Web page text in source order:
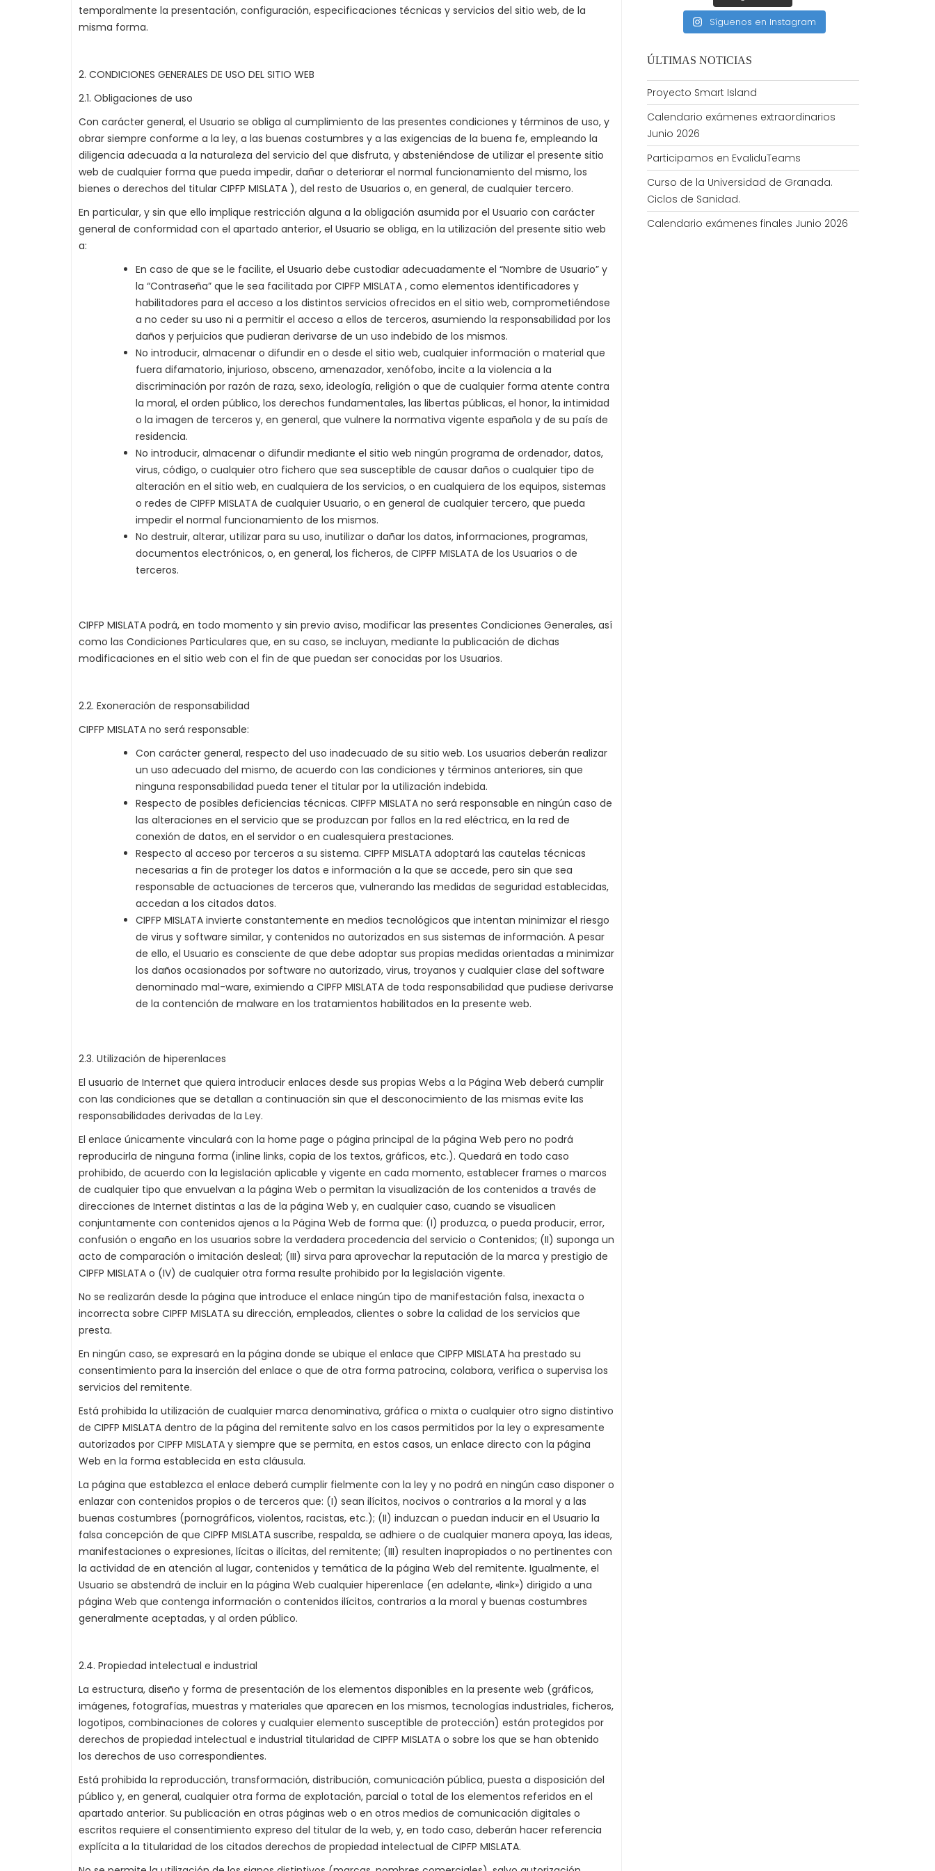
temporalmente la presentación, configuración, especificaciones técnicas y servicios del sitio web, de la
misma forma.
2. CONDICIONES GENERALES DE USO DEL SITIO WEB
2.1. Obligaciones de uso
Con carácter general, el Usuario se obliga al cumplimiento de las presentes condiciones y términos de uso, y
obrar siempre conforme a la ley, a las buenas costumbres y a las exigencias de la buena fe, empleando la
diligencia adecuada a la naturaleza del servicio del que disfruta, y absteniéndose de utilizar el presente sitio
web de cualquier forma que pueda impedir, dañar o deteriorar el normal funcionamiento del mismo, los
bienes o derechos del titular CIPFP MISLATA ), del resto de Usuarios o, en general, de cualquier tercero.
En particular, y sin que ello implique restricción alguna a la obligación asumida por el Usuario con carácter
general de conformidad con el apartado anterior, el Usuario se obliga, en la utilización del presente sitio web
a:
En caso de que se le facilite, el Usuario debe custodiar adecuadamente el “Nombre de Usuario” y
la “Contraseña” que le sea facilitada por CIPFP MISLATA , como elementos identificadores y
habilitadores para el acceso a los distintos servicios ofrecidos en el sitio web, comprometiéndose
a no ceder su uso ni a permitir el acceso a ellos de terceros, asumiendo la responsabilidad por los
daños y perjuicios que pudieran derivarse de un uso indebido de los mismos.
No introducir, almacenar o difundir en o desde el sitio web, cualquier información o material que
fuera difamatorio, injurioso, obsceno, amenazador, xenófobo, incite a la violencia a la
discriminación por razón de raza, sexo, ideología, religión o que de cualquier forma atente contra
la moral, el orden público, los derechos fundamentales, las libertas públicas, el honor, la intimidad
o la imagen de terceros y, en general, que vulnere la normativa vigente española y de su país de
residencia.
No introducir, almacenar o difundir mediante el sitio web ningún programa de ordenador, datos,
virus, código, o cualquier otro fichero que sea susceptible de causar daños o cualquier tipo de
alteración en el sitio web, en cualquiera de los servicios, o en cualquiera de los equipos, sistemas
o redes de CIPFP MISLATA de cualquier Usuario, o en general de cualquier tercero, que pueda
impedir el normal funcionamiento de los mismos.
No destruir, alterar, utilizar para su uso, inutilizar o dañar los datos, informaciones, programas,
documentos electrónicos, o, en general, los ficheros, de CIPFP MISLATA de los Usuarios o de
terceros.
CIPFP MISLATA podrá, en todo momento y sin previo aviso, modificar las presentes Condiciones Generales, así
como las Condiciones Particulares que, en su caso, se incluyan, mediante la publicación de dichas
modificaciones en el sitio web con el fin de que puedan ser conocidas por los Usuarios.
2.2. Exoneración de responsabilidad
CIPFP MISLATA no será responsable:
Con carácter general, respecto del uso inadecuado de su sitio web. Los usuarios deberán realizar
un uso adecuado del mismo, de acuerdo con las condiciones y términos anteriores, sin que
ninguna responsabilidad pueda tener el titular por la utilización indebida.
Respecto de posibles deficiencias técnicas. CIPFP MISLATA no será responsable en ningún caso de
las alteraciones en el servicio que se produzcan por fallos en la red eléctrica, en la red de
conexión de datos, en el servidor o en cualesquiera prestaciones.
Respecto al acceso por terceros a su sistema. CIPFP MISLATA adoptará las cautelas técnicas
necesarias a fin de proteger los datos e información a la que se accede, pero sin que sea
responsable de actuaciones de terceros que, vulnerando las medidas de seguridad establecidas,
accedan a los citados datos.
CIPFP MISLATA invierte constantemente en medios tecnológicos que intentan minimizar el riesgo
de virus y software similar, y contenidos no autorizados en sus sistemas de información. A pesar
de ello, el Usuario es consciente de que debe adoptar sus propias medidas orientadas a minimizar
los daños ocasionados por software no autorizado, virus, troyanos y cualquier clase del software
denominado mal-ware, eximiendo a CIPFP MISLATA de toda responsabilidad que pudiese derivarse
de la contención de malware en los tratamientos habilitados en la presente web.
2.3. Utilización de hiperenlaces
El usuario de Internet que quiera introducir enlaces desde sus propias Webs a la Página Web deberá cumplir
con las condiciones que se detallan a continuación sin que el desconocimiento de las mismas evite las
responsabilidades derivadas de la Ley.
El enlace únicamente vinculará con la home page o página principal de la página Web pero no podrá
reproducirla de ninguna forma (inline links, copia de los textos, gráficos, etc.). Quedará en todo caso
prohibido, de acuerdo con la legislación aplicable y vigente en cada momento, establecer frames o marcos
de cualquier tipo que envuelvan a la página Web o permitan la visualización de los contenidos a través de
direcciones de Internet distintas a las de la página Web y, en cualquier caso, cuando se visualicen
conjuntamente con contenidos ajenos a la Página Web de forma que: (I) produzca, o pueda producir, error,
confusión o engaño en los usuarios sobre la verdadera procedencia del servicio o Contenidos; (II) suponga un
acto de comparación o imitación desleal; (III) sirva para aprovechar la reputación de la marca y prestigio de
CIPFP MISLATA o (IV) de cualquier otra forma resulte prohibido por la legislación vigente.
No se realizarán desde la página que introduce el enlace ningún tipo de manifestación falsa, inexacta o
incorrecta sobre CIPFP MISLATA su dirección, empleados, clientes o sobre la calidad de los servicios que
presta.
En ningún caso, se expresará en la página donde se ubique el enlace que CIPFP MISLATA ha prestado su
consentimiento para la inserción del enlace o que de otra forma patrocina, colabora, verifica o supervisa los
servicios del remitente.
Está prohibida la utilización de cualquier marca denominativa, gráfica o mixta o cualquier otro signo distintivo
de CIPFP MISLATA dentro de la página del remitente salvo en los casos permitidos por la ley o expresamente
autorizados por CIPFP MISLATA y siempre que se permita, en estos casos, un enlace directo con la página
Web en la forma establecida en esta cláusula.
La página que establezca el enlace deberá cumplir fielmente con la ley y no podrá en ningún caso disponer o
enlazar con contenidos propios o de terceros que: (I) sean ilícitos, nocivos o contrarios a la moral y a las
buenas costumbres (pornográficos, violentos, racistas, etc.); (II) induzcan o puedan inducir en el Usuario la
falsa concepción de que CIPFP MISLATA suscribe, respalda, se adhiere o de cualquier manera apoya, las ideas,
manifestaciones o expresiones, lícitas o ilícitas, del remitente; (III) resulten inapropiados o no pertinentes con
la actividad de en atención al lugar, contenidos y temática de la página Web del remitente. Igualmente, el
Usuario se abstendrá de incluir en la página Web cualquier hiperenlace (en adelante, «link») dirigido a una
página Web que contenga información o contenidos ilícitos, contrarios a la moral y buenas costumbres
generalmente aceptadas, y al orden público.
2.4. Propiedad intelectual e industrial
La estructura, diseño y forma de presentación de los elementos disponibles en la presente web (gráficos,
imágenes, fotografías, muestras y materiales que aparecen en los mismos, tecnologías industriales, ficheros,
logotipos, combinaciones de colores y cualquier elemento susceptible de protección) están protegidos por
derechos de propiedad intelectual e industrial titularidad de CIPFP MISLATA o sobre los que se han obtenido
los derechos de uso correspondientes.
Está prohibida la reproducción, transformación, distribución, comunicación pública, puesta a disposición del
público y, en general, cualquier otra forma de explotación, parcial o total de los elementos referidos en el
apartado anterior. Su publicación en otras páginas web o en otros medios de comunicación digitales o
escritos requiere el consentimiento expreso del titular de la web, y, en todo caso, deberán hacer referencia
explícita a la titularidad de los citados derechos de propiedad intelectual de CIPFP MISLATA.
Síguenos en Instagram
ÚLTIMAS NOTICIAS
Proyecto Smart Island
Calendario exámenes extraordinarios
Junio 2026
Participamos en EvaliduTeams
Curso de la Universidad de Granada.
Ciclos de Sanidad.
Calendario exámenes finales Junio 2026